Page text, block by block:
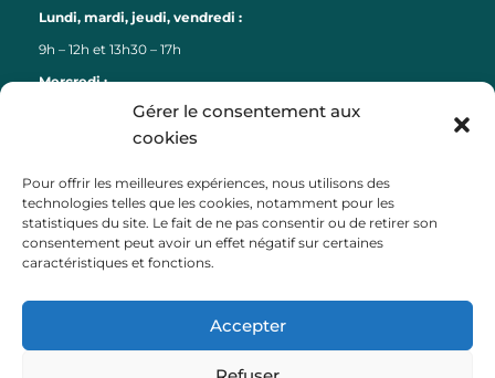
Gérer le consentement aux
cookies
Pour offrir les meilleures expériences, nous utilisons des
technologies telles que les cookies, notamment pour les
statistiques du site. Le fait de ne pas consentir ou de retirer son
consentement peut avoir un effet négatif sur certaines
caractéristiques et fonctions.
Accepter
Lundi, mardi, jeudi, vendredi :
9h – 12h et 13h30 – 17h
Mercredi :
Liens
Lorient Agglomération
Lorient Bretagne Sud Tourisme
Département du Morbihan
Région Bretagne
Préfecture du Morbihan
Payfip (paiement factures)